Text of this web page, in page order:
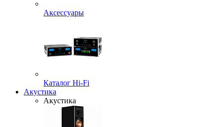
Аксессуары
Каталог Hi-Fi
Акустика
Акустика